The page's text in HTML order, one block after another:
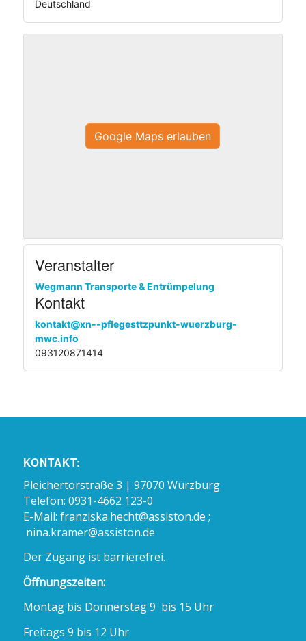
Deutschland
Google Maps erlauben
Veranstalter
Wegmann Transporte & Entrümpelung
Kontakt
kontakt@xn--pflegesttzpunkt-wuerzburg-
mwc.info
093120871414
KONTAKT:
Pleichertorstraße 3 | 97070 Würzburg
Telefon: 0931-4662 123-0
E-Mail: franziska.hecht@assiston.de ;
nina.kramer@assiston.de
Der Zugang ist barrierefrei.
Öffnungszeiten:
Montag bis Donnerstag 9 bis 15 Uhr
Freitags 9 bis 12 Uhr